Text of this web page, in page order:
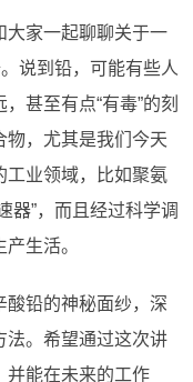
大家一起聊聊关于一
说到铅，可能有些人
甚至有点“有毒”的刻
物，尤其是我们今天
工业领域，比如聚氨
器”，而且经过科学调
生活。
酸铅的神秘面纱，深
法。希望通过这次讲
并能在未来的工作